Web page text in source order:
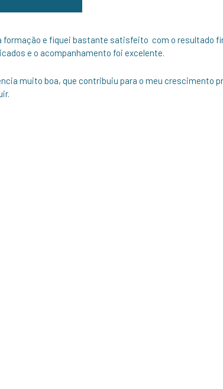
formação e fiquei bastante satisfeito com o resultado
e o acompanhamento foi excelente.
muito boa, que contribuiu para o meu crescimento